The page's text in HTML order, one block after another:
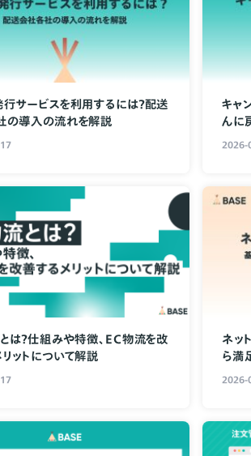
サービスを利用するには？配送
の導入の流れを解説
キャ
んに
2026-
は？仕組みや特徴、EC物流を改
ットについて解説
ネッ
ら満
2026-